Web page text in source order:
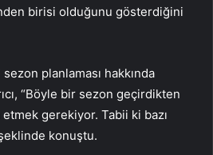
birisi olduğunu gösterdiğini
planlaması hakkında
“Böyle bir sezon geçirdikten
etmek gerekiyor. Tabii ki bazı
konuştu.